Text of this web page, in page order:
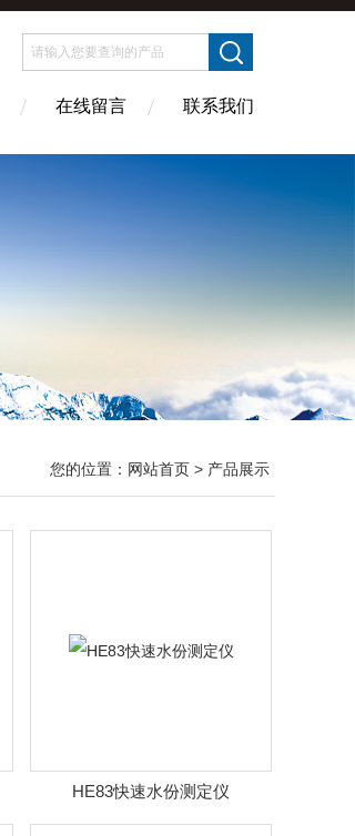
在线留言 联系我们
您的位置： 网站首页 > 产品展示
HE83快速水份测定仪